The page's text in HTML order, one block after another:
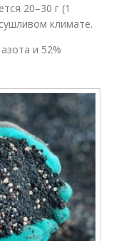
20–30 г (1
климате.
и 52%